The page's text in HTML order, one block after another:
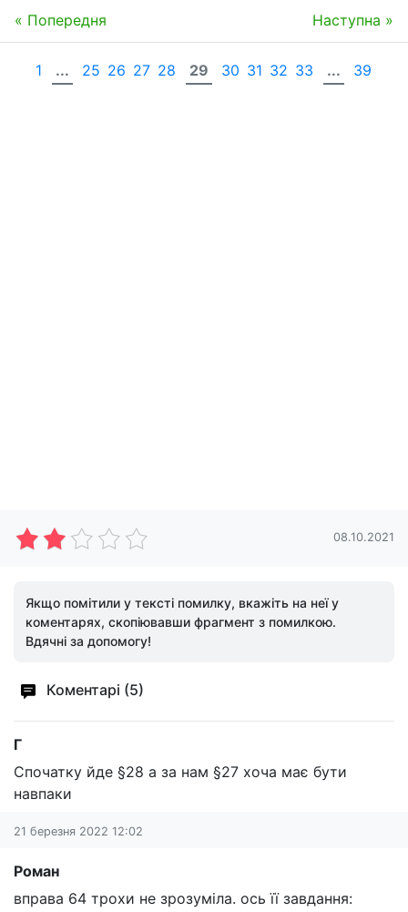
« Попередня Наступна »
1 ... 25 26 27 28 29 30 31 32 33 ... 39
08.10.2021
Якщо помітили у тексті помилку, вкажіть на неї у
коментарях, скопіювавши фрагмент з помилкою.
Вдячні за допомогу!
Коментарі (5)
Г
Спочатку йде §28 а за нам §27 хоча має бути
навпаки
21 березня 2022 12:02
Роман
вправа 64 трохи не зрозуміла. ось її завдання: